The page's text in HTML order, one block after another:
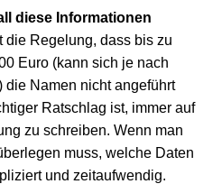
diese Informationen
die Regelung, dass bis zu
Euro (kann sich je nach
Namen nicht angeführt
Ratschlag ist, immer auf
zu schreiben. Wenn man
muss, welche Daten
und zeitaufwendig.